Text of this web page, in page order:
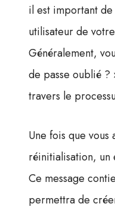
il est important
utilisateur de
Généralement,
de passe oublié ?
travers le
Une fois que vous
réinitialisation, un
Ce message
permettra de